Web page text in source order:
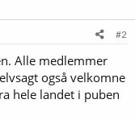
#2
Alle medlemmer
også velkomne
hele landet i puben